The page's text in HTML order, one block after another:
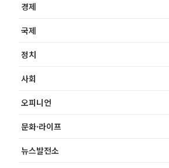
경제
국제
정치
사회
오피니언
문화·라이프
뉴스발전소